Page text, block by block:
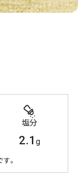
塩分
2.1g
。